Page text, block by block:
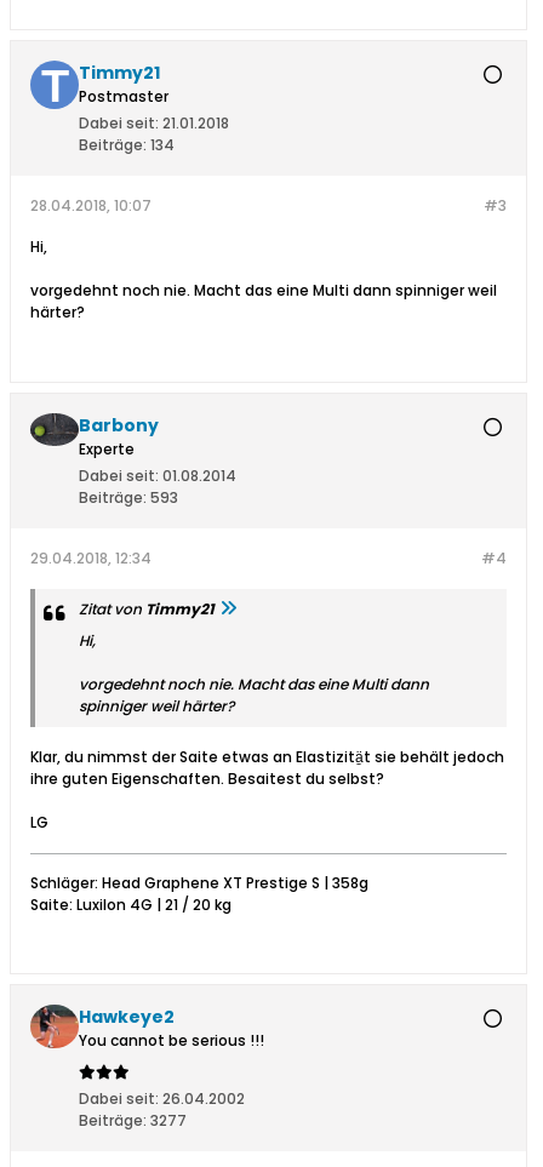
Timmy21
Postmaster
Dabei seit: 21.01.2018
Beiträge: 134
#3
28.04.2018, 10:07
Hi,
vorgedehnt noch nie. Macht das eine Multi dann spinniger weil
härter?
Barbony
Experte
Dabei seit: 01.08.2014
Beiträge: 593
#4
29.04.2018, 12:34
Zitat von Timmy21
Hi,
vorgedehnt noch nie. Macht das eine Multi dann
spinniger weil härter?
Klar, du nimmst der Saite etwas an Elastizitä̱t sie behält jedoch
ihre guten Eigenschaften. Besaitest du selbst?
LG
Schläger: Head Graphene XT Prestige S | 358g
Saite: Luxilon 4G | 21 / 20 kg
Hawkeye2
You cannot be serious !!!
Dabei seit: 26.04.2002
Beiträge: 3277